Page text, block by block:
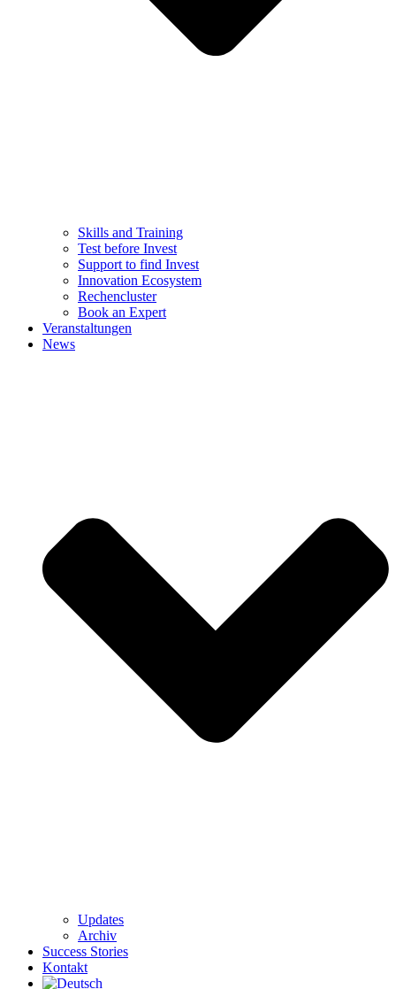
Skills and Training
Test before Invest
Support to find Invest
Innovation Ecosystem
Rechencluster​
Book an Expert
Veranstaltungen
News
Updates
Archiv
Success Stories
Kontakt